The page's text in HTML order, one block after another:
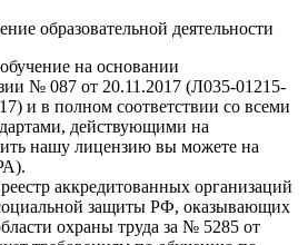
образовательной деятельности
на основании
№ 087 от 20.11.2017 (Л035-01215-
и в полном соответствии со всеми
действующими на
нашу лицензию вы можете на
аккредитованных организаций
защиты РФ, оказывающих
охраны труда за № 5285 от